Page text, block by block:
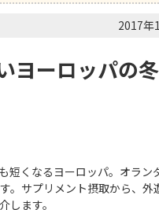
2017年
ヨーロッパの
短くなるヨーロッパ。オラン
。サプリメント摂取から、外
ます。